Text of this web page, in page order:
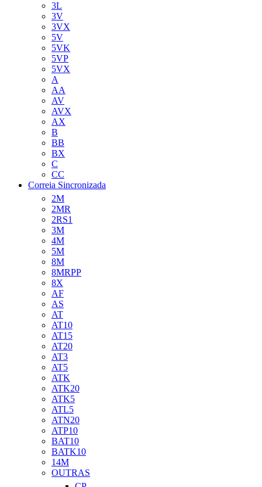
3L
3V
3VX
5V
5VK
5VP
5VX
A
AA
AV
AVX
AX
B
BB
BX
C
CC
Correia Sincronizada
2M
2MR
2RS1
3M
4M
5M
8M
8MRPP
8X
AF
AS
AT
AT10
AT15
AT20
AT3
AT5
ATK
ATK20
ATK5
ATL5
ATN20
ATP10
BAT10
BATK10
14M
OUTRAS